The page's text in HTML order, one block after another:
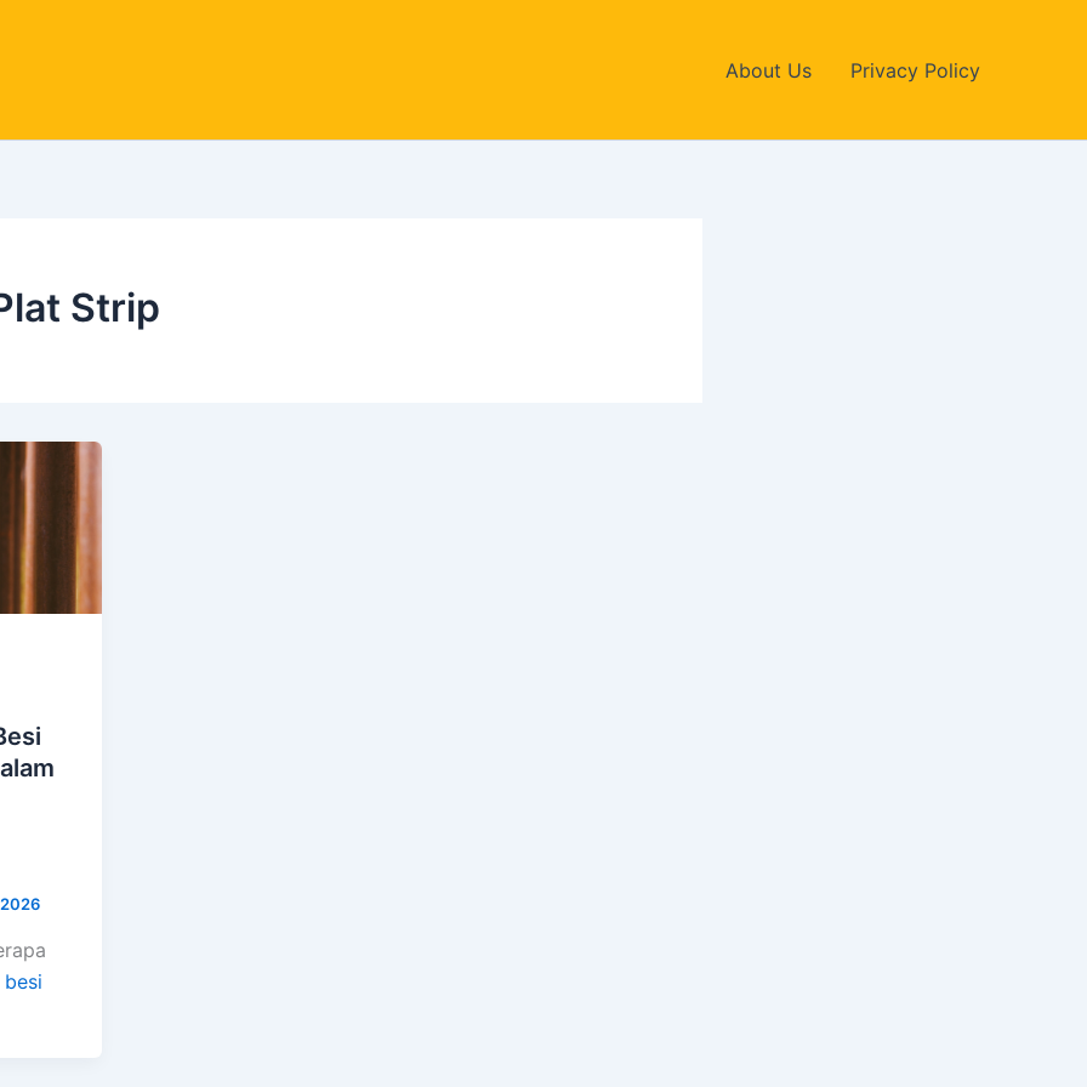
About Us Privacy Policy
Strip
besi